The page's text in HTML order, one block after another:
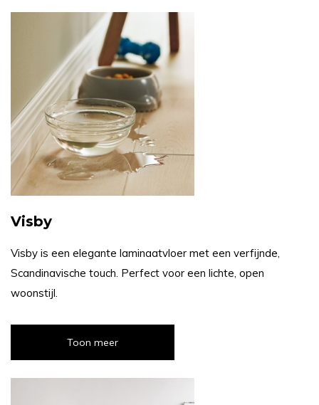
Visby
Visby is een elegante laminaatvloer met een verfijnde,
Scandinavische touch. Perfect voor een lichte, open
woonstijl.
Toon meer